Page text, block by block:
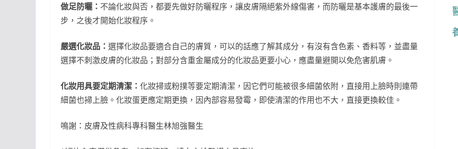
做足防曬： 不論化妝與否，都要先做好防曬程序，讓皮膚隔絕紫外線傷害，而防曬是基本護膚的最後一
步，之後才開始化妝程序。
嚴選化妝品： 選擇化妝品要適合自己的膚質，可以的話應了解其成分，有沒有含色素、香料等，並盡量
選擇不刺激皮膚的化妝品；對部分含重金屬成分的化妝品更要小心，應盡量避開以免危害肌膚。
化妝用具要定期清潔： 化妝掃或粉撲等要定期清潔，因它們可能被很多細菌依附，直接用上臉時則連帶
細菌也掃上臉。化妝蛋更應定期更換，因內部容易發霉，即使清潔的作用也不大，直接更換較佳。
鳴謝：皮膚及性病科專科醫生林旭強醫生